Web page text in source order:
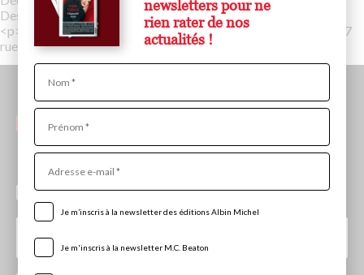
newsletters pour ne
rien rater de nos
actualités !
Nom
Prénom
Adresse
mail
Je m’inscris à la newsletter des éditions Albin Michel
Je m'inscris à la newsletter M.C. Beaton
Description
<p>Rencontre et dédicace à la librairie Vignes à 18h.</p><p>57
rue Saint-Jacques<br>75005 Paris</p>